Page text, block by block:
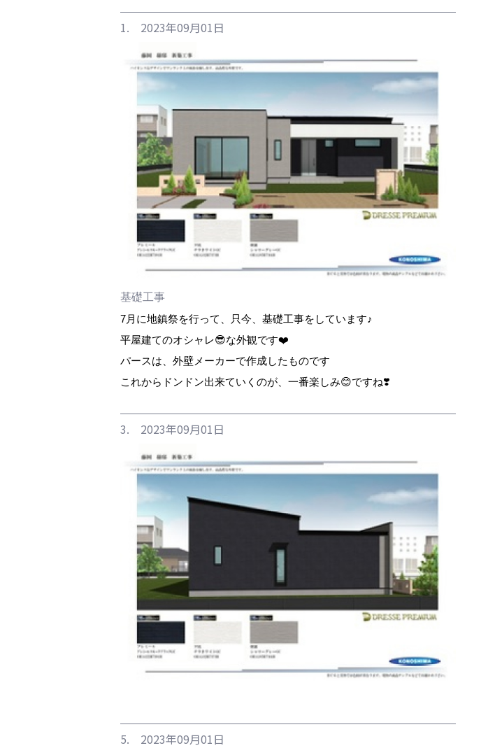
1. 2023年09月01日
基礎工事
7月に地鎮祭を行って、只今、基礎工事をしています♪
平屋建てのオシャレ😎な外観です❤️
パースは、外壁メーカーで作成したものです
これからドンドン出来ていくのが、一番楽しみ😊ですね❣️
3. 2023年09月01日
5. 2023年09月01日